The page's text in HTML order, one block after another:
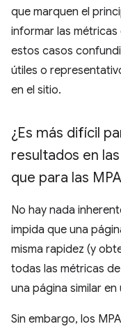
que marquen el
informar las métricas
estos casos
útiles o
en el sitio.
¿Es más difícil
resultados en
que para las
No hay nada
impida que una
misma rapidez (y
todas las métricas
una página similar en
Sin embargo, los